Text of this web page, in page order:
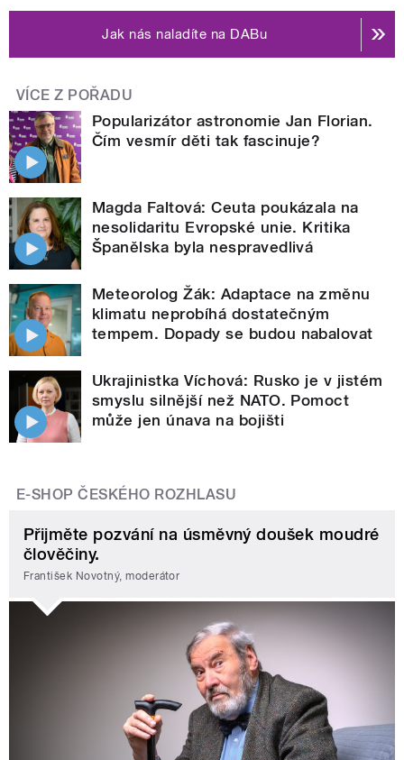
Jak nás naladíte na DABu
VÍCE Z POŘADU
Popularizátor astronomie Jan Florian.
Čím vesmír děti tak fascinuje?
Magda Faltová: Ceuta poukázala na
nesolidaritu Evropské unie. Kritika
Španělska byla nespravedlivá
Meteorolog Žák: Adaptace na změnu
klimatu neprobíhá dostatečným
tempem. Dopady se budou nabalovat
Ukrajinistka Víchová: Rusko je v jistém
smyslu silnější než NATO. Pomoct
může jen únava na bojišti
E-SHOP ČESKÉHO ROZHLASU
Přijměte pozvání na úsměvný doušek moudré
člověčiny.
František Novotný, moderátor